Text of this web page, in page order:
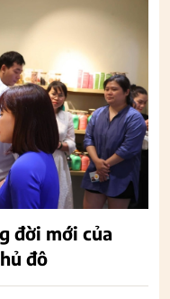
đời mới của
đô